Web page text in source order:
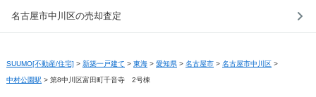
名古屋市中川区の売却査定
SUUMO[不動産/住宅] > 新築一戸建て > 東海 > 愛知県 > 名古屋市 > 名古屋市中川区 >
中村公園駅 > 第8中川区富田町千音寺 2号棟